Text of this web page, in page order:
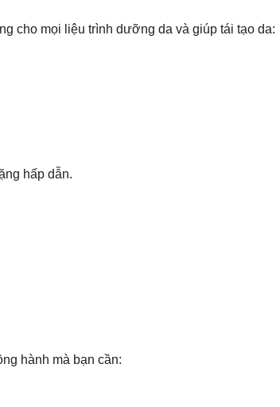
cho mọi liệu trình dưỡng da và giúp tái tạo da:
hấp dẫn.
hành mà bạn cần: